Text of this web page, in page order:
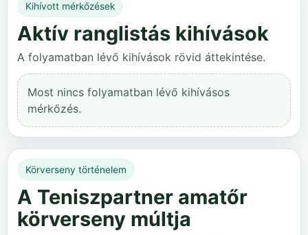
Kihívott mérkőzések
Aktív ranglistás kihívások
A folyamatban lévő kihívások rövid áttekintése.
Most nincs folyamatban lévő kihívásos
mérkőzés.
Körverseny történelem
A Teniszpartner amatőr
körverseny múltja